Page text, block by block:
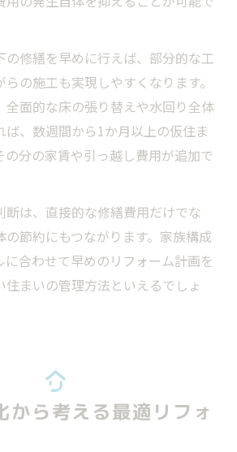
の修繕を早めに行えば、部分的な工
の施工も実現しやすくなります。
全面的な床の張り替えや水回り全体
ば、数週間から1か月以上の仮住ま
の分の家賃や引っ越し費用が追加で
断は、直接的な修繕費用だけでな
の節約にもつながります。家族構成
に合わせて早めのリフォーム計画を
住まいの管理方法といえるでしょ
から考える最適リフォ